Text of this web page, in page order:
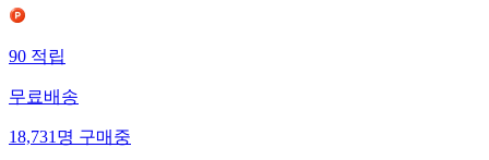
90적립
무료배송
18,731명구매중